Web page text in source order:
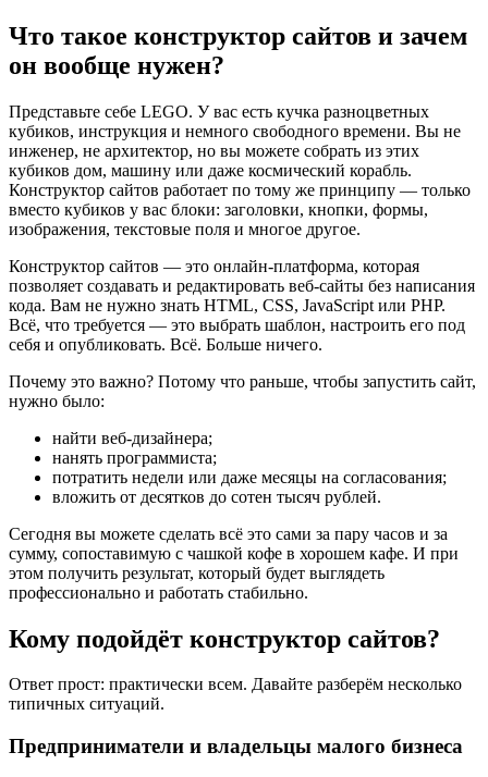
Что такое конструктор сайтов и зачем
он вообще нужен?
Представьте себе LEGO. У вас есть кучка разноцветных
кубиков, инструкция и немного свободного времени. Вы не
инженер, не архитектор, но вы можете собрать из этих
кубиков дом, машину или даже космический корабль.
Конструктор сайтов работает по тому же принципу — только
вместо кубиков у вас блоки: заголовки, кнопки, формы,
изображения, текстовые поля и многое другое.
Конструктор сайтов — это онлайн-платформа, которая
позволяет создавать и редактировать веб-сайты без написания
кода. Вам не нужно знать HTML, CSS, JavaScript или PHP.
Всё, что требуется — это выбрать шаблон, настроить его под
себя и опубликовать. Всё. Больше ничего.
Почему это важно? Потому что раньше, чтобы запустить сайт,
нужно было:
найти веб-дизайнера;
нанять программиста;
потратить недели или даже месяцы на согласования;
вложить от десятков до сотен тысяч рублей.
Сегодня вы можете сделать всё это сами за пару часов и за
сумму, сопоставимую с чашкой кофе в хорошем кафе. И при
этом получить результат, который будет выглядеть
профессионально и работать стабильно.
Кому подойдёт конструктор сайтов?
Ответ прост: практически всем. Давайте разберём несколько
типичных ситуаций.
Предприниматели и владельцы малого бизнеса